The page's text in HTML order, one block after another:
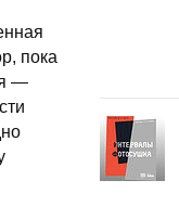
пока
—